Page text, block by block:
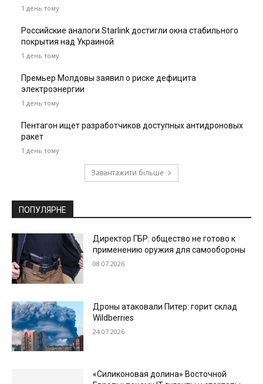
1 день тому
Российские аналоги Starlink достигли окна стабильного
покрытия над Украиной
1 день тому
Премьер Молдовы заявил о риске дефицита
электроэнергии
1 день тому
Пентагон ищет разработчиков доступных антидроновых
ракет
1 день тому
Завантажити більше
ПОПУЛЯРНЕ
Директор ГБР: общество не готово к
применению оружия для самообороны
08.07.2026
Дроны атаковали Питер: горит склад
Wildberries
24.07.2026
«Силиконовая долина» Восточной